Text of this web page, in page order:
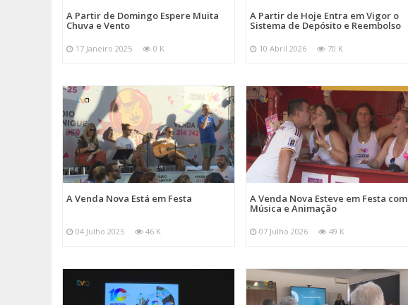
A Partir de Domingo Espere Muita
Chuva e Vento
17 Janeiro 2025 0 K
A Partir de Hoje Entra em Vigor o
Sistema de Depósito e Reembolso
10 Abril 2026 70 K
A Venda Nova Está em Festa
04 Julho 2025 46 K
A Venda Nova Esteve em Festa com
Música e Animação
07 Julho 2026 49 K